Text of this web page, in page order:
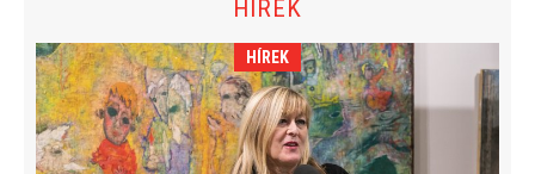
HÍREK
HÍREK